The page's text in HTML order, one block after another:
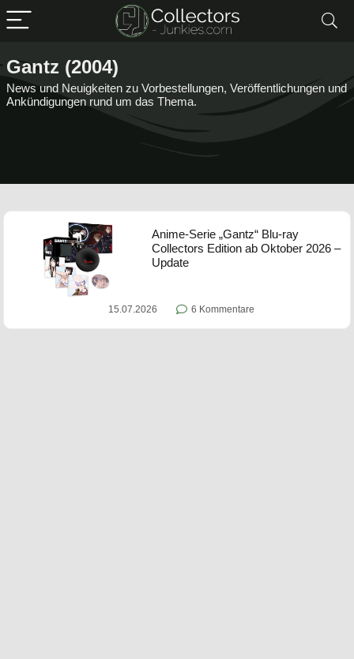
Gantz (2004)
News und Neuigkeiten zu Vorbestellungen, Veröffentlichungen und
Ankündigungen rund um das Thema.
Anime-Serie „Gantz“ Blu-ray
Collectors Edition ab Oktober 2026 –
Update
15.07.2026 6 Kommentare